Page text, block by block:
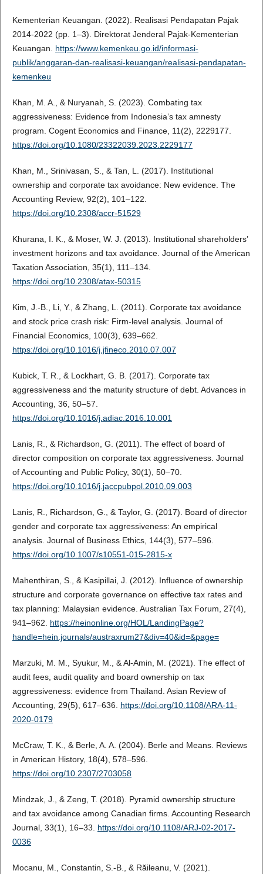
Kementerian Keuangan. (2022). Realisasi Pendapatan Pajak
2014-2022 (pp. 1–3). Direktorat Jenderal Pajak-Kementerian
Keuangan. https://www.kemenkeu.go.id/informasi-
publik/anggaran-dan-realisasi-keuangan/realisasi-pendapatan-
kemenkeu
Khan, M. A., & Nuryanah, S. (2023). Combating tax
aggressiveness: Evidence from Indonesia’s tax amnesty
program. Cogent Economics and Finance, 11(2), 2229177.
https://doi.org/10.1080/23322039.2023.2229177
Khan, M., Srinivasan, S., & Tan, L. (2017). Institutional
ownership and corporate tax avoidance: New evidence. The
Accounting Review, 92(2), 101–122.
https://doi.org/10.2308/accr-51529
Khurana, I. K., & Moser, W. J. (2013). Institutional shareholders’
investment horizons and tax avoidance. Journal of the American
Taxation Association, 35(1), 111–134.
https://doi.org/10.2308/atax-50315
Kim, J.-B., Li, Y., & Zhang, L. (2011). Corporate tax avoidance
and stock price crash risk: Firm-level analysis. Journal of
Financial Economics, 100(3), 639–662.
https://doi.org/10.1016/j.jfineco.2010.07.007
Kubick, T. R., & Lockhart, G. B. (2017). Corporate tax
aggressiveness and the maturity structure of debt. Advances in
Accounting, 36, 50–57.
https://doi.org/10.1016/j.adiac.2016.10.001
Lanis, R., & Richardson, G. (2011). The effect of board of
director composition on corporate tax aggressiveness. Journal
of Accounting and Public Policy, 30(1), 50–70.
https://doi.org/10.1016/j.jaccpubpol.2010.09.003
Lanis, R., Richardson, G., & Taylor, G. (2017). Board of director
gender and corporate tax aggressiveness: An empirical
analysis. Journal of Business Ethics, 144(3), 577–596.
https://doi.org/10.1007/s10551-015-2815-x
Mahenthiran, S., & Kasipillai, J. (2012). Influence of ownership
structure and corporate governance on effective tax rates and
tax planning: Malaysian evidence. Australian Tax Forum, 27(4),
941–962. https://heinonline.org/HOL/LandingPage?
handle=hein.journals/austraxrum27&div=40&id=&page=
Marzuki, M. M., Syukur, M., & Al-Amin, M. (2021). The effect of
audit fees, audit quality and board ownership on tax
aggressiveness: evidence from Thailand. Asian Review of
Accounting, 29(5), 617–636. https://doi.org/10.1108/ARA-11-
2020-0179
McCraw, T. K., & Berle, A. A. (2004). Berle and Means. Reviews
in American History, 18(4), 578–596.
https://doi.org/10.2307/2703058
Mindzak, J., & Zeng, T. (2018). Pyramid ownership structure
and tax avoidance among Canadian firms. Accounting Research
Journal, 33(1), 16–33. https://doi.org/10.1108/ARJ-02-2017-
0036
Mocanu, M., Constantin, S.-B., & Răileanu, V. (2021).